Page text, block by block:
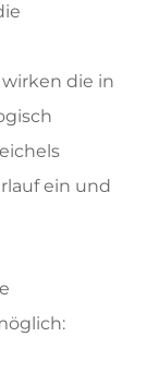
die in
ein und